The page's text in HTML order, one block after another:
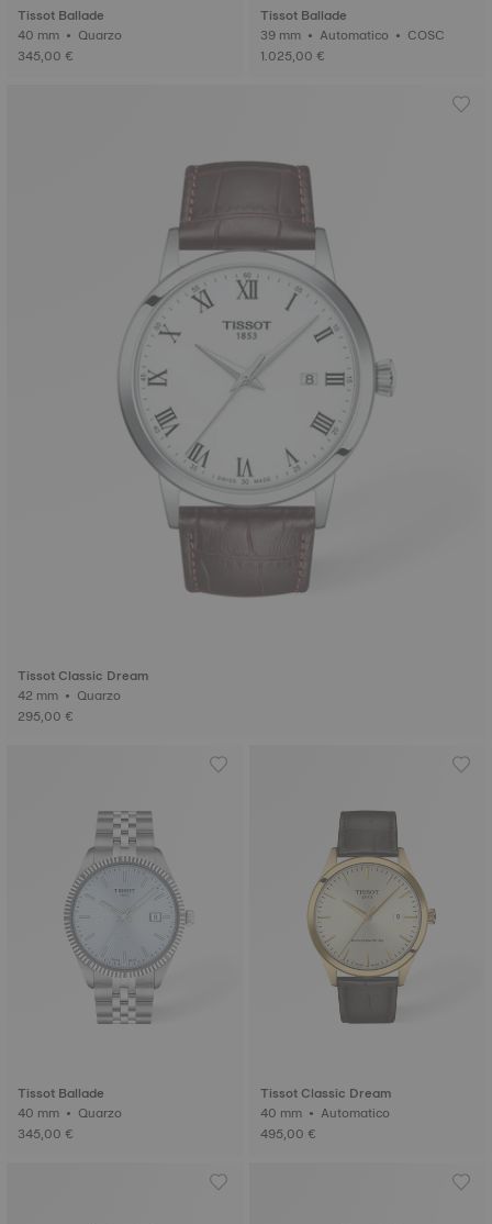
Tissot Ballade
40 mm • Quarzo
345,00 €
Tissot Ballade
39 mm • Automatico • COSC
1.025,00 €
Tissot Classic Dream
42 mm • Quarzo
295,00 €
Tissot Ballade
40 mm • Quarzo
345,00 €
Tissot Classic Dream
40 mm • Automatico
495,00 €